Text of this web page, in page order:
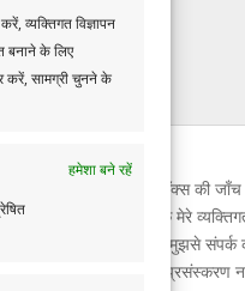
व्यक्तिगत विज्ञापन
बनाने के लिए
करें, सामग्री चुनने के
हमेशा बने रहें
इस बॉक्स की
करता हूं कि मेरे
के संदर्भ में मुझसे
कोई अन्य प्रसंस्करण